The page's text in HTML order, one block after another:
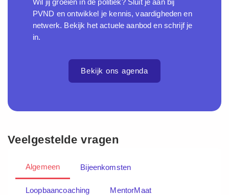
PVND en ontwikkel je kennis, vaardigheden en
netwerk. Bekijk het actuele aanbod en schrijf je
in.
Bekijk ons agenda
Veelgestelde vragen
Algemeen Bijeenkomsten
Loopbaancoaching MentorMaat